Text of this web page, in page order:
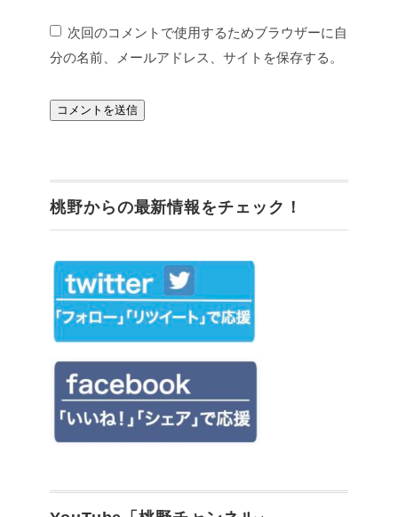
次回のコメントで使用するためブラウザーに自
分の名前、メールアドレス、サイトを保存する。
桃野からの最新情報をチェック！